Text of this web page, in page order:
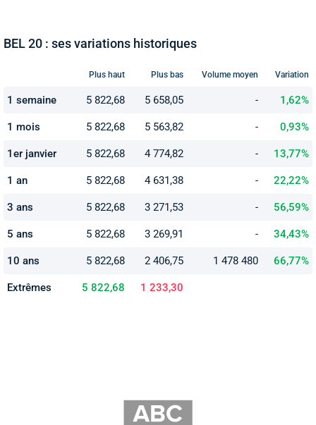
BEL 20 : ses variations historiques
Plus haut Plus bas Volume moyen Variation
1 semaine 5 822,68 5 658,05 - 1,62%
1 mois 5 822,68 5 563,82 - 0,93%
1er janvier 5 822,68 4 774,82 - 13,77%
1 an 5 822,68 4 631,38 - 22,22%
3 ans 5 822,68 3 271,53 - 56,59%
5 ans 5 822,68 3 269,91 - 34,43%
10 ans 5 822,68 2 406,75 1 478 480 66,77%
Extrêmes 5 822,68 1 233,30